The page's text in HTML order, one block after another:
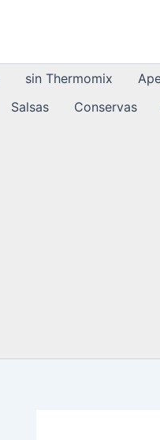
sin Thermomix
Salsas Conservas